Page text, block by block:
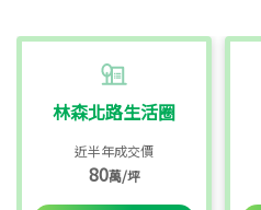
林森北路生活圈
近半年成交價
80萬/坪